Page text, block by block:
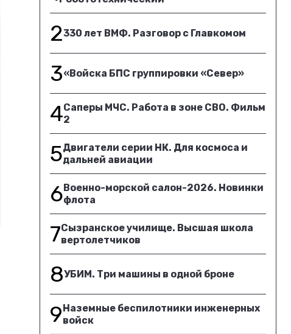
2330 лет ВМФ. Разговор с Главкомом
3«Войска БПС группировки «Север»
4Саперы МЧС. Работа в зоне СВО. Фильм
2
5Двигатели серии НК. Для космоса и
дальней авиации
6Военно-морской салон-2026. Новинки
флота
7Сызранское училище. Высшая школа
вертолетчиков
8УБИМ. Три машины в одной броне
9Наземные беспилотники инженерных
войск